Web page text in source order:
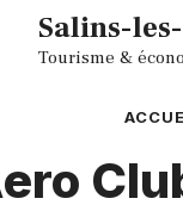
AllerSalins-
Tourisme &